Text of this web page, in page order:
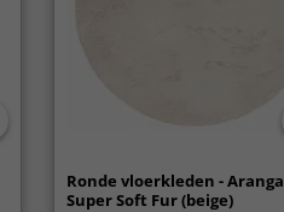
Ronde vloerkleden - Aranga
Super Soft Fur (beige)